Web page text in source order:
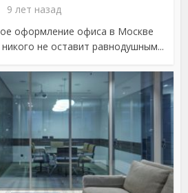
9 лет назад
оформление офиса в Москве
не оставит равнодушным...